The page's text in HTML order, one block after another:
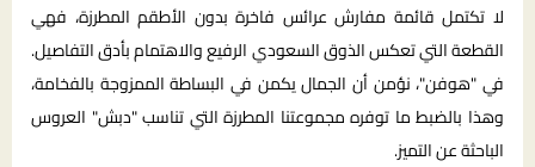
لا تكتمل قائمة مفارش عرائس فاخرة بدون الأطقم المطرزة، فهي
القطعة التي تعكس الذوق السعودي الرفيع والاهتمام بأدق التفاصيل.
في "هوفن"، نؤمن أن الجمال يكمن في البساطة الممزوجة بالفخامة،
وهذا بالضبط ما توفره مجموعتنا المطرزة التي تناسب "دبش" العروس
الباحثة عن التميز.